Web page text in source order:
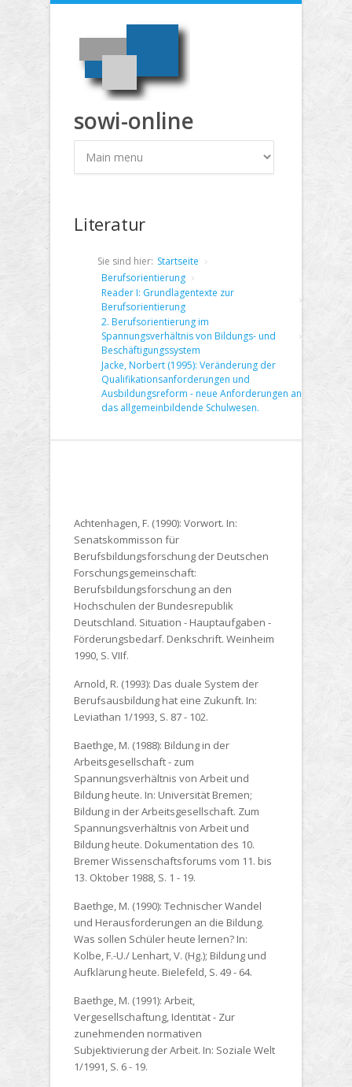
Direkt zum Inhalt
sowi-online
Literatur
Sie sind hier: Startseite
Berufsorientierung
Reader I: Grundlagentexte zur
Berufsorientierung
2. Berufsorientierung im
Spannungsverhältnis von Bildungs- und
Beschäftigungssystem
Jacke, Norbert (1995): Veränderung der
Qualifikationsanforderungen und
Ausbildungsreform - neue Anforderungen an
das allgemeinbildende Schulwesen.
Achtenhagen, F. (1990): Vorwort. In:
Senatskommisson für
Berufsbildungsforschung der Deutschen
Forschungsgemeinschaft:
Berufsbildungsforschung an den
Hochschulen der Bundesrepublik
Deutschland. Situation - Hauptaufgaben -
Förderungsbedarf. Denkschrift. Weinheim
1990, S. VIIf.
Arnold, R. (1993): Das duale System der
Berufsausbildung hat eine Zukunft. In:
Leviathan 1/1993, S. 87 - 102.
Baethge, M. (1988): Bildung in der
Arbeitsgesellschaft - zum
Spannungsverhältnis von Arbeit und
Bildung heute. In: Universität Bremen;
Bildung in der Arbeitsgesellschaft. Zum
Spannungsverhältnis von Arbeit und
Bildung heute. Dokumentation des 10.
Bremer Wissenschaftsforums vom 11. bis
13. Oktober 1988, S. 1 - 19.
Baethge, M. (1990): Technischer Wandel
und Herausforderungen an die Bildung.
Was sollen Schüler heute lernen? In:
Kolbe, F.-U./ Lenhart, V. (Hg.); Bildung und
Aufklärung heute. Bielefeld, S. 49 - 64.
Baethge, M. (1991): Arbeit,
Vergesellschaftung, Identität - Zur
zunehmenden normativen
Subjektivierung der Arbeit. In: Soziale Welt
1/1991, S. 6 - 19.